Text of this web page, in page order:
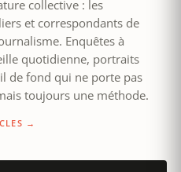
collective : les
et correspondants de
Enquêtes à
quotidienne, portraits
de fond qui ne porte pas
toujours une méthode.
→